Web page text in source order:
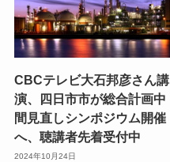
CBCテレビ大石邦彦さん講
演、四日市市が総合計画中
間見直しシンポジウム開催
へ、聴講者先着受付中
2024年10月24日